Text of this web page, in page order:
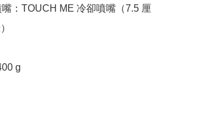
：TOUCH ME 冷卻噴嘴（7.5 厘
g